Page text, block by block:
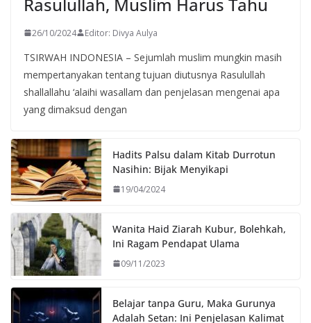
26/10/2024 Editor: Divya Aulya
TSIRWAH INDONESIA – Sejumlah muslim mungkin masih
mempertanyakan tentang tujuan diutusnya Rasulullah
shallallahu ‘alaihi wasallam dan penjelasan mengenai apa
yang dimaksud dengan
Hadits Palsu dalam Kitab Durrotun
Nasihin: Bijak Menyikapi
19/04/2024
Wanita Haid Ziarah Kubur, Bolehkah,
Ini Ragam Pendapat Ulama
09/11/2023
Belajar tanpa Guru, Maka Gurunya
Adalah Setan: Ini Penjelasan Kalimat